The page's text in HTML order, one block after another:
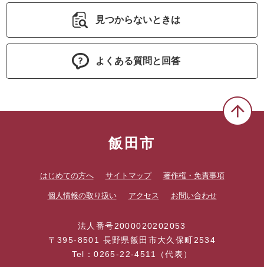
見つからないときは
よくある質問と回答
飯田市
はじめての方へ サイトマップ 著作権・免責事項
個人情報の取り扱い アクセス お問い合わせ
法人番号2000020202053
〒395-8501 長野県飯田市大久保町2534
Tel：0265-22-4511（代表）